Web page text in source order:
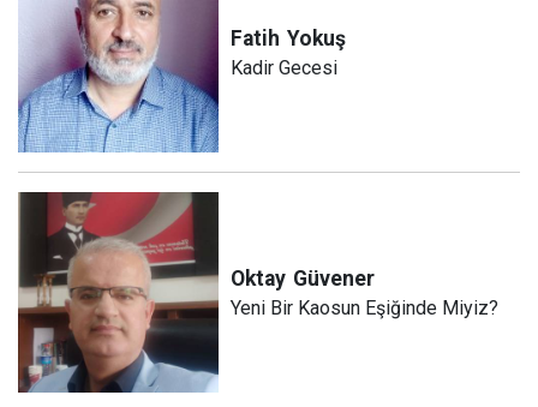
Fatih Yokuş
Kadir Gecesi
Oktay Güvener
Yeni Bir Kaosun Eşiğinde Miyiz?